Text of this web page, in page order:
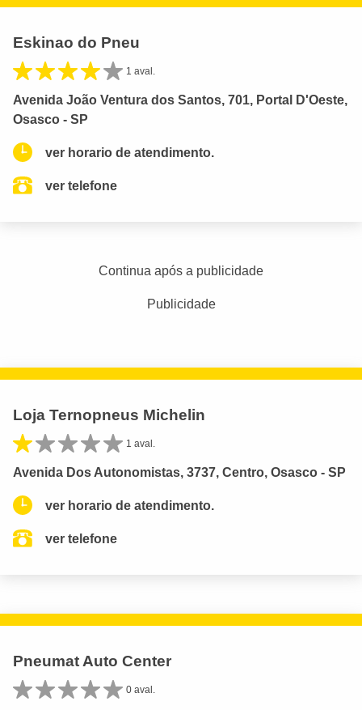
Eskinao do Pneu
1 aval.
Avenida João Ventura dos Santos, 701, Portal D'Oeste,
Osasco - SP
ver horario de atendimento.
ver telefone
Continua após a publicidade
Publicidade
Loja Ternopneus Michelin
1 aval.
Avenida Dos Autonomistas, 3737, Centro, Osasco - SP
ver horario de atendimento.
ver telefone
Pneumat Auto Center
0 aval.